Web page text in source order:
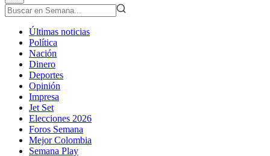
Últimas noticias
Política
Nación
Dinero
Deportes
Opinión
Impresa
Jet Set
Elecciones 2026
Foros Semana
Mejor Colombia
Semana Play